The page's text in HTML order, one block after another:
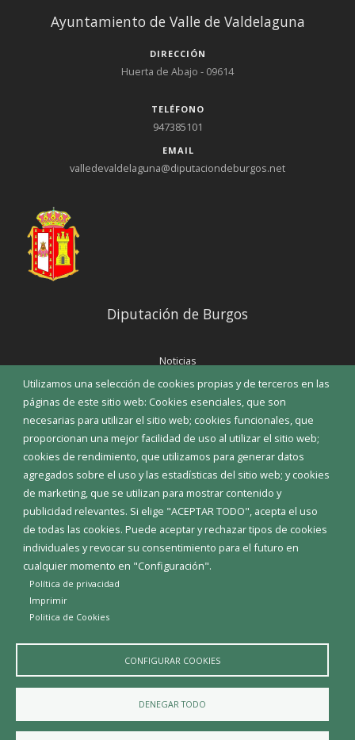
Utilizamos una selección de cookies propias y de terceros en las
páginas de este sitio web: Cookies esenciales, que son
necesarias para utilizar el sitio web; cookies funcionales, que
proporcionan una mejor facilidad de uso al utilizar el sitio web;
cookies de rendimiento, que utilizamos para generar datos
agregados sobre el uso y las estadísticas del sitio web; y cookies
de marketing, que se utilizan para mostrar contenido y
publicidad relevantes. Si elige "ACEPTAR TODO", acepta el uso
de todas las cookies. Puede aceptar y rechazar tipos de cookies
individuales y revocar su consentimiento para el futuro en
cualquier momento en "Configuración".
Política de privacidad
Imprimir
Politica de Cookies
CONFIGURAR COOKIES
DENEGAR TODO
Ayuntamiento de Valle de Valdelaguna
DIRECCIÓN
Huerta de Abajo - 09614
TELÉFONO
947385101
EMAIL
valledevaldelaguna@diputaciondeburgos.net
Diputación de Burgos
Noticias
Eventos
Corporación Municipal
Teléfonos de interés
INICIAR SESIÓN
MAPA WEB